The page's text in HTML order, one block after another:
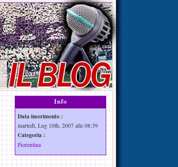
Info
Data inserimento :
martedì, Lug 10th, 2007 alle 08:39
Categoria :
Fiorentina